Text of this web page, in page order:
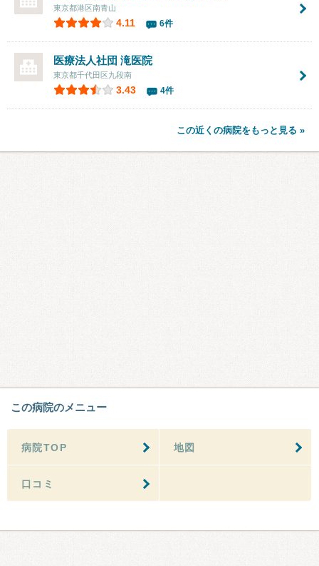
東京都港区南青山
4.11 6件
医療法人社団 滝医院
東京都千代田区九段南
3.43 4件
この近くの病院をもっと見る »
この病院のメニュー
病院TOP 地図
口コミ